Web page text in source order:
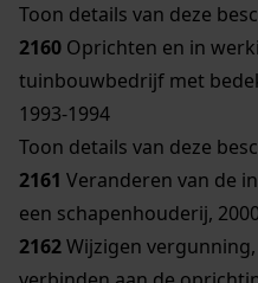
Toon details van deze
2160 Oprichten en in
tuinbouwbedrijf met
1993-1994
Toon details van deze
2161 Veranderen van de
een schapenhouderij,
2162Wijzigen